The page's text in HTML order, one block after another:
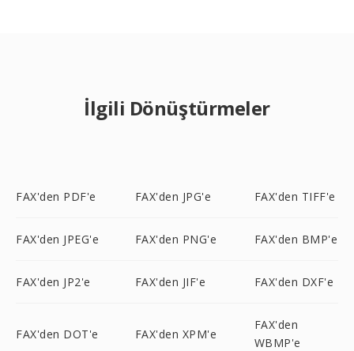
İlgili Dönüştürmeler
FAX'den PDF'e FAX'den JPG'e FAX'den TIFF'e
FAX'den JPEG'e FAX'den PNG'e FAX'den BMP'e
FAX'den JP2'e FAX'den JIF'e FAX'den DXF'e
FAX'den DOT'e FAX'den XPM'e
FAX'den
WBMP'e